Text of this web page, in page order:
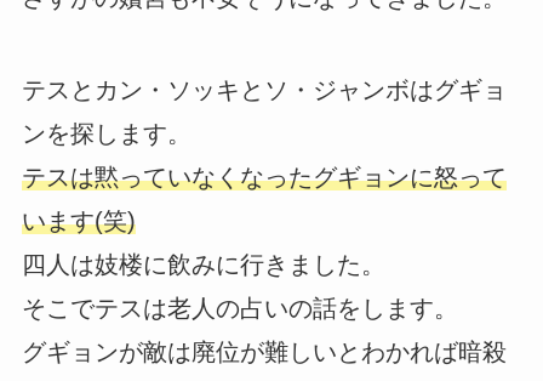
テスとカン・ソッキとソ・ジャンボはグギョ
ンを探します。
テスは黙っていなくなったグギョンに怒って
います(笑)
四人は妓楼に飲みに行きました。
そこでテスは老人の占いの話をします。
グギョンが敵は廃位が難しいとわかれば暗殺